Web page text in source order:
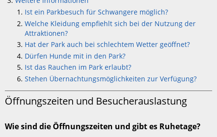
Ist ein Parkbesuch für Schwangere möglich?
Welche Kleidung empfiehlt sich bei der Nutzung der
Attraktionen?
Hat der Park auch bei schlechtem Wetter geöffnet?
Dürfen Hunde mit in den Park?
Ist das Rauchen im Park erlaubt?
Stehen Übernachtungsmöglichkeiten zur Verfügung?
Öffnungszeiten und Besucherauslastung
Wie sind die Öffnungszeiten und gibt es Ruhetage?